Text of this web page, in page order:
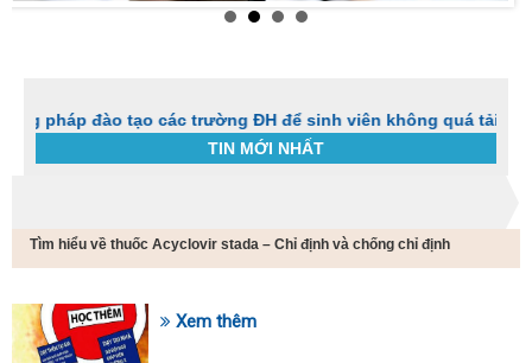
đào tạo các trường ĐH để sinh viên không quá tải với
TIN MỚI NHẤT
Tìm hiểu về thuốc Acyclovir stada – Chỉ định và chống chỉ định
SỰ KIỆN HOT Xem thêm